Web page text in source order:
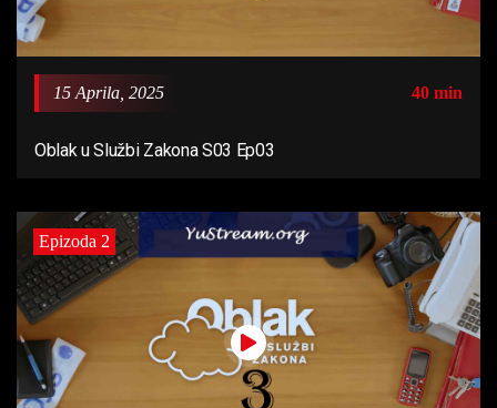
15 Aprila, 2025 40 min
Oblak u Službi Zakona S03 Ep03
Epizoda 2